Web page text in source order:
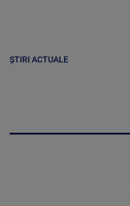
ȘTIRI ACTUALE